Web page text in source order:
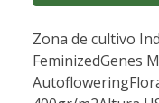
Zona de cultivo
FeminizedGenes